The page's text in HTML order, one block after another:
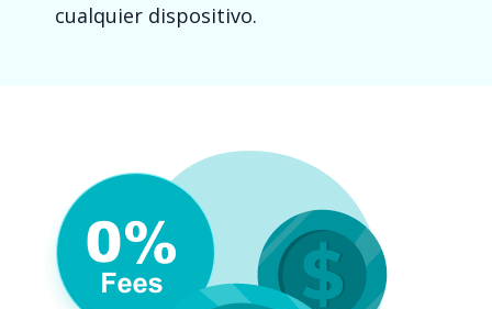
cualquier dispositivo.